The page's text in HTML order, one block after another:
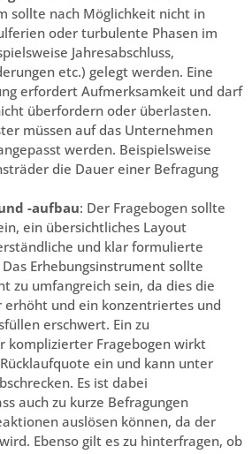
sollte nach Möglichkeit nicht in
oder turbulente Phasen im
Jahresabschluss,
etc.) gelegt werden. Eine
erfordert Aufmerksamkeit und darf
überfordern oder überlasten.
müssen auf das Unternehmen
werden. Beispielsweise
die Dauer einer Befragung
-aufbau: Der Fragebogen sollte
ein übersichtliches Layout
und klar formulierte
Erhebungsinstrument sollte
zu umfangreich sein, da dies die
erhöht und ein konzentriertes und
erschwert. Ein zu
komplizierter Fragebogen wirkt
ein und kann unter
Es ist dabei
auch zu kurze Befragungen
auslösen können, da der
Ebenso gilt es zu hinterfragen, ob